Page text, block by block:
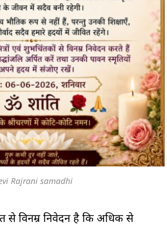
Rajrani samadhi
से विनम्र निवेदन है कि अधिक से